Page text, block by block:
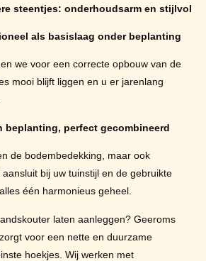
steentjes: onderhoudsarm en stijlvol
als basislaag onder beplanting
we voor een correcte opbouw van de
mooi blijft liggen en u er jarenlang
beplanting, perfect gecombineerd
de bodembedekking, maar ook
bij uw tuinstijl en de gebruikte
één harmonieus geheel.
laten aanleggen? Geeroms
voor een nette en duurzame
hoekjes. Wij werken met